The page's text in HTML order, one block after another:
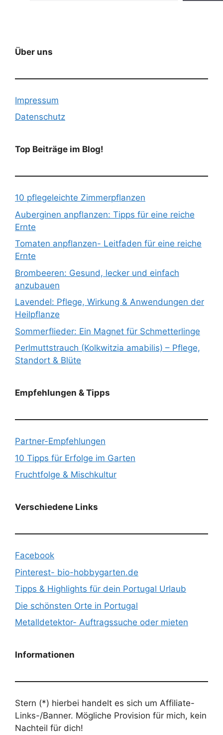
Über uns
Impressum
Datenschutz
Top Beiträge im Blog!
10 pflegeleichte Zimmerpflanzen
Auberginen anpflanzen: Tipps für eine reiche
Ernte
Tomaten anpflanzen- Leitfaden für eine reiche
Ernte
Brombeeren: Gesund, lecker und einfach
anzubauen
Lavendel: Pflege, Wirkung & Anwendungen der
Heilpflanze
Sommerflieder: Ein Magnet für Schmetterlinge
Perlmuttstrauch (Kolkwitzia amabilis) – Pflege,
Standort & Blüte
Empfehlungen & Tipps
Partner-Empfehlungen
10 Tipps für Erfolge im Garten
Fruchtfolge & Mischkultur
Verschiedene Links
Facebook
Pinterest- bio-hobbygarten.de
Tipps & Highlights für dein Portugal Urlaub
Die schönsten Orte in Portugal
Metalldetektor- Auftragssuche oder mieten
Informationen
Stern (*) hierbei handelt es sich um Affiliate-
Links-/Banner. Mögliche Provision für mich, kein
Nachteil für dich!